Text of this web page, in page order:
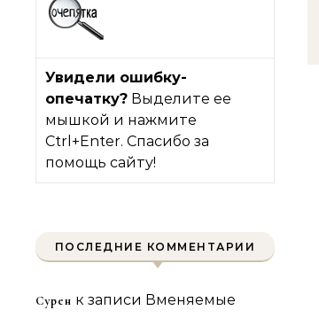
Увидели ошибку-
опечатку? Выделите ее
мышкой и нажмите
Ctrl+Enter. Спасибо за
помощь сайту!
ПОСЛЕДНИЕ КОММЕНТАРИИ
Сурен к записи Вменяемые